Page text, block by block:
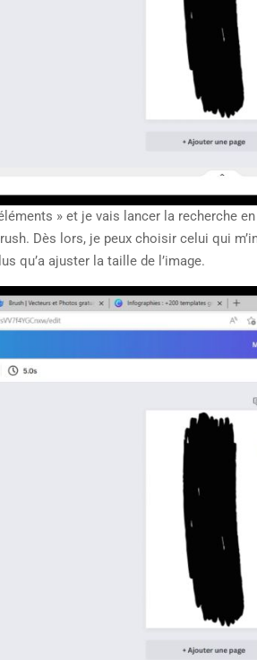
» et je vais lancer la recherche
Dès lors, je peux choisir celui qui
qu’a ajuster la taille de l’image.